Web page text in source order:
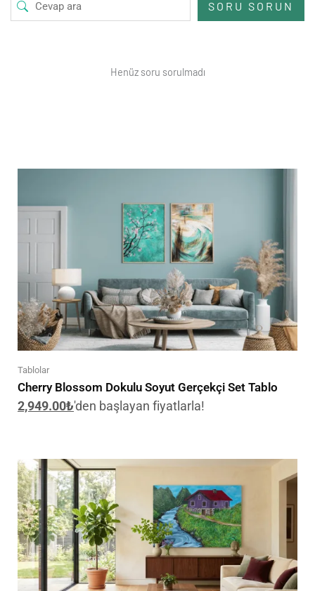
SORU SORUN
Henüz soru sorulmadı
Tablolar
Cherry Blossom Dokulu Soyut Gerçekçi Set Tablo
2,949.00₺'den başlayan fiyatlarla!